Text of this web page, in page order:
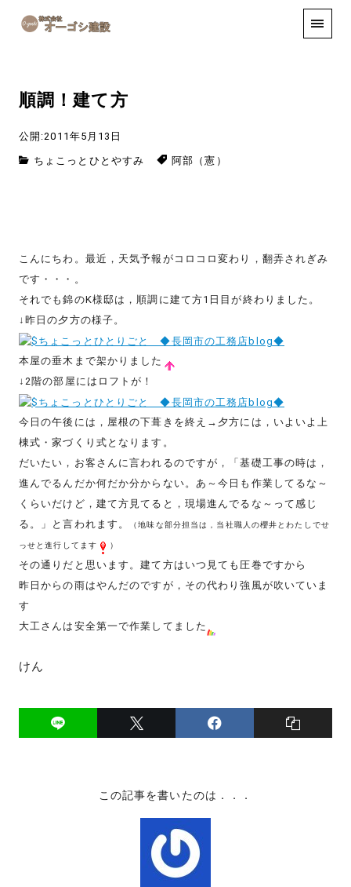
手しごと
順調！建て方
公開:2011年5月13日
ちょこっとひとやすみ 阿部（憲）
こんにちわ。最近，天気予報がコロコロ変わり，翻弄されぎみ
です・・・。
それでも錦のK様邸は，順調に建て方1日目が終わりました。
↓昨日の夕方の様子。
本屋の垂木まで架かりました
↓2階の部屋にはロフトが！
今日の午後には，屋根の下葺きを終え→夕方には，いよいよ上
棟式・家づくり式となります。
だいたい，お客さんに言われるのですが，「基礎工事の時は，
進んでるんだか何だか分からない。あ～今日も作業してるな～
くらいだけど，建て方見てると，現場進んでるな～って感じ
る。」と言われます。
（地味な部分担当は，当社職人の櫻井とわたしでせ
っせと進行してます ）
その通りだと思います。建て方はいつ見ても圧巻ですから
昨日からの雨はやんだのですが，その代わり強風が吹いていま
す
大工さんは安全第一で作業してました
けん
この記事を書いたのは．．．